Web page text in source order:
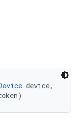
device,